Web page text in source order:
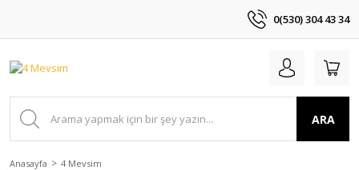
0(530) 304 43 34
ARA
Anasayfa 4 Mevsim